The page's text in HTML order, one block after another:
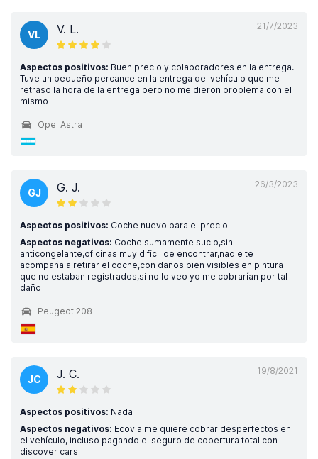
21/7/2023
VL V. L.
Aspectos positivos: Buen precio y colaboradores en la entrega.
Tuve un pequeño percance en la entrega del vehículo que me
retraso la hora de la entrega pero no me dieron problema con el
mismo
Opel Astra
26/3/2023
GJ G. J.
Aspectos positivos: Coche nuevo para el precio
Aspectos negativos: Coche sumamente sucio,sin
anticongelante,oficinas muy difícil de encontrar,nadie te
acompaña a retirar el coche,con daños bien visibles en pintura
que no estaban registrados,si no lo veo yo me cobrarían por tal
daño
Peugeot 208
19/8/2021
JC J. C.
Aspectos positivos: Nada
Aspectos negativos: Ecovia me quiere cobrar desperfectos en
el vehículo, incluso pagando el seguro de cobertura total con
discover cars